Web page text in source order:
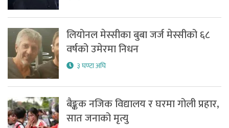
लियोनल मेस्सीका बुबा जर्ज मेस्सीको ६८
वर्षको उमेरमा निधन
३ घण्टा अघि
बैङ्कक नजिक विद्यालय र घरमा गोली प्रहार,
सात जनाको मृत्यु